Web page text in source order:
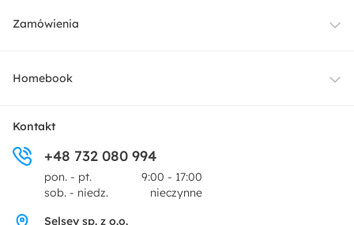
Meble
Dekoracje i akcesoria
Zamówienia
Dostawa
Zwroty
Pytania i odpowiedzi
Homebook
O nas
Centrum prasowe
Kontakt
+48 732 080 994
pon. - pt.
9:00 - 17:00
sob. - niedz.
nieczynne
Selsey sp. z o.o.